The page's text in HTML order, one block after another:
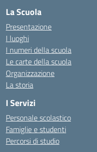
La Scuola
Presentazione
I luoghi
I numeri della scuola
Le carte della scuola
Organizzazione
La storia
I Servizi
Personale scolastico
Famiglie e studenti
Percorsi di studio